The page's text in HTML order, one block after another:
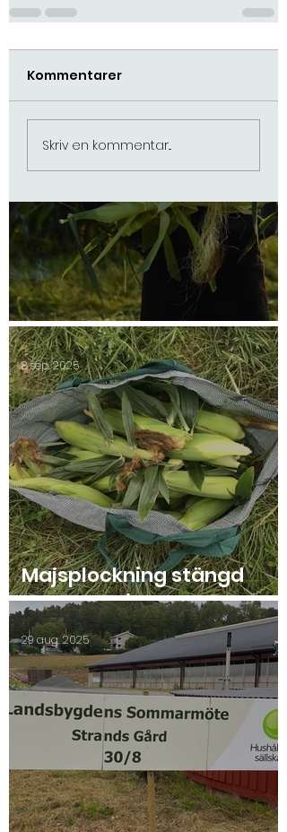
Shepherds paj
Säsongsavslutning 2025
Majsplockning stängd
onsdag 10/9!
8 sep. 2025
29 aug. 2025
Kommentarer
Skriv en kommentar...